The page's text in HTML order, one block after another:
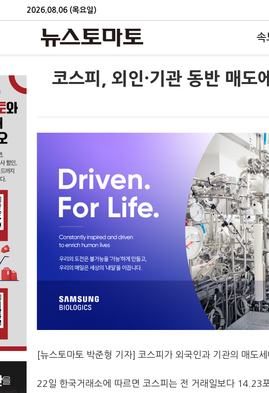
2026.08.06 (목요일)
속
코스피, 외인·기관 동반 매
[뉴스토마토 박준형 기자] 코스피가 외국인과 기관의 매도
22일 한국거래소에 따르면 코스피는 전 거래일보다